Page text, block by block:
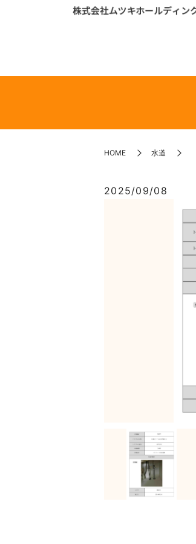
HOME 水道
2025/09/08